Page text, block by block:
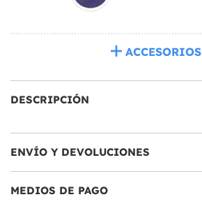
ACCESORIOS
DESCRIPCIÓN
ENVÍO Y DEVOLUCIONES
MEDIOS DE PAGO